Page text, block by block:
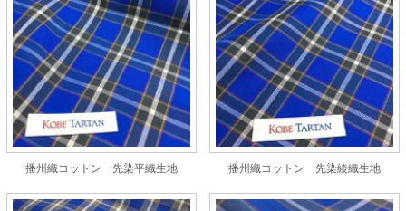
播州織コットン 先染平織生地 播州織コットン 先染綾織生地